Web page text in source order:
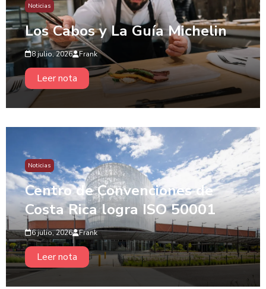
Noticias
Los Cabos y La Guía Michelin
8 julio, 2026 Frank
Leer nota
Noticias
Centro de Convenciones de
Costa Rica logra ISO 50001
6 julio, 2026 Frank
Leer nota